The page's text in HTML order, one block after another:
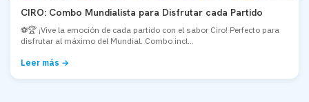
CIRO: Combo Mundialista para Disfrutar cada Partido
⚽🏆 ¡Vive la emoción de cada partido con el sabor Ciro! Perfecto para
disfrutar al máximo del Mundial. Combo incl...
Leer más →